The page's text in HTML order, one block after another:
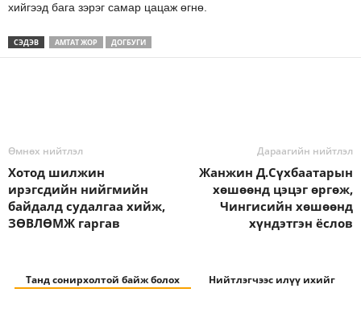
хийгээд бага зэрэг самар цацаж өгнө.
СЭДЭВ АМТАТ ЖОР ДОГБУГИ
Өмнөх нийтлэл
Хотод шилжин
ирэгсдийн нийгмийн
байдалд судалгаа хийж,
ЗӨВЛӨМЖ гаргав
Дараагийн нийтлэл
Жанжин Д.Сүхбаатарын
хөшөөнд цэцэг өргөж,
Чингисийн хөшөөнд
хүндэтгэн ёслов
Танд сонирхолтой байж болох Нийтлэгчээс илүү ихийг